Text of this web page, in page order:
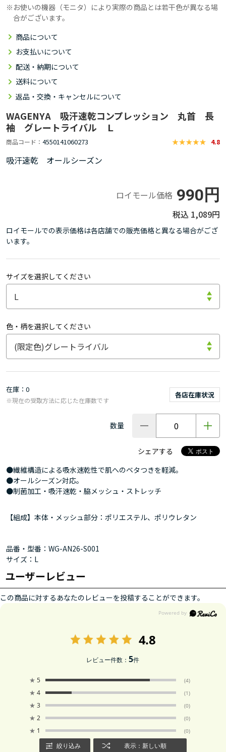
お使いの機器（モニタ）により実際の商品とは若干色が異なる場
合がございます。
商品について
お支払いについて
配送・納期について
送料について
返品・交換・キャンセルについて
WAGENYA 吸汗速乾コンプレッション 丸首 長
袖 グレートライバル Ｌ
商品コード 4550141060273 4.8
吸汗速乾 オールシーズン
ロイモール価格 990円
1,089円
ロイモールでの表示価格は各店舗での販売価格と異なる場合がござ
います。
サイズを選択してください
色・柄を選択してください
在庫 0
各店在庫状況
※現在の受取方法に応じた在庫数です
数量
シェアする
●繊維構造による吸水速乾性で肌へのベタつきを軽減。
●オールシーズン対応。
●制菌加工・吸汗速乾・脇メッシュ・ストレッチ
【組成】本体・メッシュ部分：ポリエステル、ポリウレタン
品番・型番：WG-AN26-S001
サイズ：L
ユーザーレビュー
この商品に対するあなたのレビューを投稿することができます。
4.8
レビュー件数：5件
★ 5 (4)
★ 4 (1)
★ 3 (0)
★ 2 (0)
★ 1 (0)
絞り込み 表示：新しい順